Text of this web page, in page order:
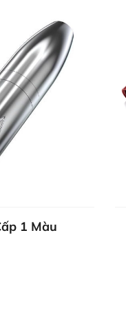
1 Màu